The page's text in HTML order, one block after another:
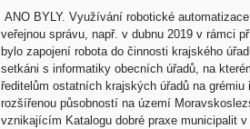
ANO BYLY. Využívání robotické
veřejnou správu, např. v dubnu 2019 v rámci
bylo zapojení robota do činnosti krajského
setkáni s informatiky obecních úřadů, na
ředitelům ostatních krajských úřadů na
rozšířenou působností na území
vznikajícím Katalogu dobré praxe municipalit